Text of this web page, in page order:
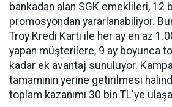
bankadan alan SGK emeklileri, 12
promosyondan yararlanabiliyor.
Troy Kredi Kartı ile her ay en az
yapan müşterilere, 9 ay boyunca
kadar ek avantaj sunuluyor.
tamamının yerine getirilmesi
toplam kazanımı 30 bin TL'ye